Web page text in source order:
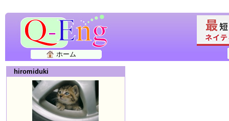
ホーム
hiromiduki